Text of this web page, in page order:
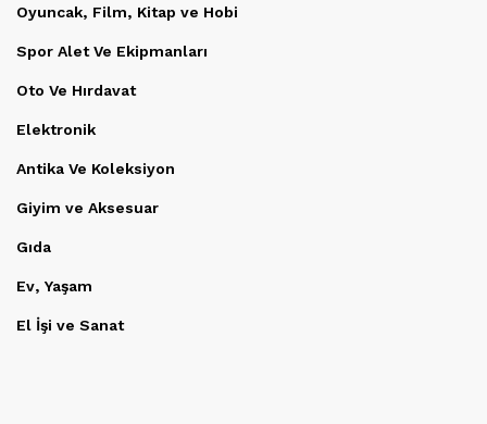
Oyuncak, Film, Kitap ve Hobi
Spor Alet Ve Ekipmanları
Oto Ve Hırdavat
Elektronik
Antika Ve Koleksiyon
Giyim ve Aksesuar
Gıda
Ev, Yaşam
El İşi ve Sanat